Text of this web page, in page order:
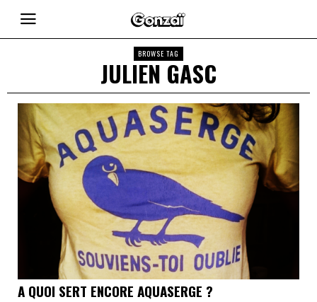
BROWSE TAG
JULIEN GASC
A QUOI SERT ENCORE AQUASERGE ?